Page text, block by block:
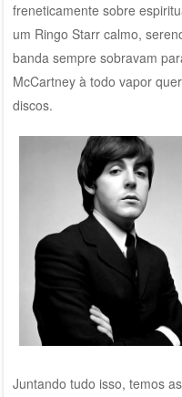
freneticamente sobre
um Ringo Starr calmo,
banda sempre sobravam
McCartney à todo vapor
discos.
Juntando tudo isso, temos